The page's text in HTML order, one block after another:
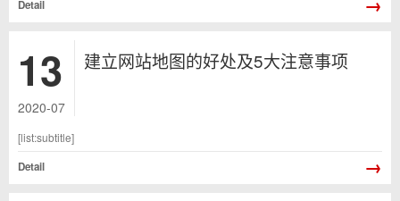
Detail
13
2020-07
建立网站地图的好处及5大注意事项
[list:subtitle]
Detail
→